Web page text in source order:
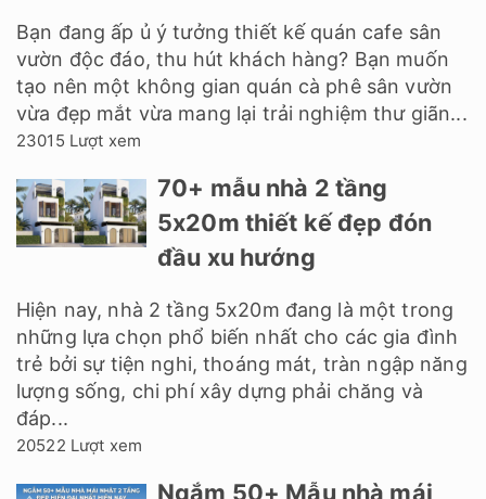
Bạn đang ấp ủ ý tưởng thiết kế quán cafe sân
vườn độc đáo, thu hút khách hàng? Bạn muốn
tạo nên một không gian quán cà phê sân vườn
vừa đẹp mắt vừa mang lại trải nghiệm thư giãn...
23015 Lượt xem
70+ mẫu nhà 2 tầng
5x20m thiết kế đẹp đón
đầu xu hướng
Hiện nay, nhà 2 tầng 5x20m đang là một trong
những lựa chọn phổ biến nhất cho các gia đình
trẻ bởi sự tiện nghi, thoáng mát, tràn ngập năng
lượng sống, chi phí xây dựng phải chăng và
đáp...
20522 Lượt xem
Ngắm 50+ Mẫu nhà mái